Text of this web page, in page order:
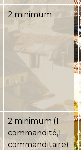
2 minimum
2 minimum (1
commandité,1
commanditaire)